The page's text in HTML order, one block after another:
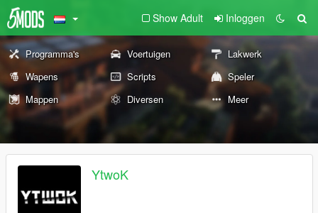
Show Adult Inloggen
Programma's Voertuigen
Lakwerk
Wapens
Scripts
Speler
Mappen
Diversen Meer
YtwoK